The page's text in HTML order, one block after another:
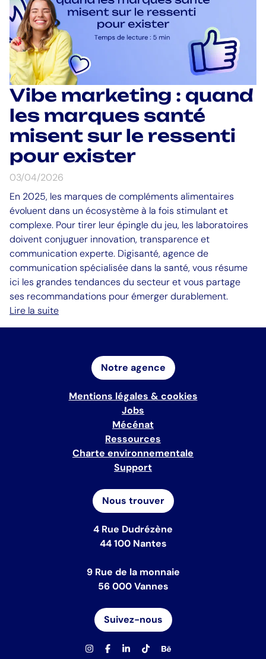
Vibe marketing : quand
les marques santé
misent sur le ressenti
pour exister
03/04/2026
En 2025, les marques de compléments alimentaires
évoluent dans un écosystème à la fois stimulant et
complexe. Pour tirer leur épingle du jeu, les laboratoires
doivent conjuguer innovation, transparence et
communication experte. Digisanté, agence de
communication spécialisée dans la santé, vous résume
ici les grandes tendances du secteur et vous partage
ses recommandations pour émerger durablement.
Lire la suite
Notre agence
Mentions légales & cookies
Jobs
Mécénat
Ressources
Charte environnementale
Support
Nous trouver
4 Rue Dudrézène
44 100 Nantes
9 Rue de la monnaie
56 000 Vannes
Suivez-nous